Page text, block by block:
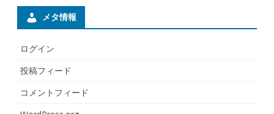
メタ情報
ログイン
投稿フィード
コメントフィード